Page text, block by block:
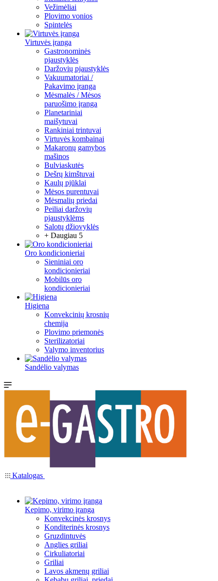
Vežimėliai
Plovimo vonios
Spintelės
Virtuvės įranga
Gastronominės
pjaustyklės
Daržovių pjaustyklės
Vakuumatoriai /
Pakavimo įranga
Mėsmalės / Mėsos
paruošimo įranga
Planetariniai
maišytuvai
Rankiniai trintuvai
Virtuvės kombainai
Makaronų gamybos
mašinos
Bulviaskutės
Dešrų kimštuvai
Kaulų pjūklai
Mėsos purentuvai
Mėsmalių priedai
Peiliai daržovių
pjaustyklėms
Salotų džiovyklės
+ Daugiau 5
Oro kondicionieriai
Sieniniai oro
kondicionieriai
Mobilūs oro
kondicionieriai
Higiena
Konvekcinių krosnių
chemija
Plovimo priemonės
Sterilizatoriai
Valymo inventorius
Sandėlio valymas
Katalogas
Kepimo, virimo įranga
Konvekcinės krosnys
Konditerinės krosnys
Gruzdintuvės
Anglies griliai
Cirkuliatoriai
Griliai
Lavos akmenų griliai